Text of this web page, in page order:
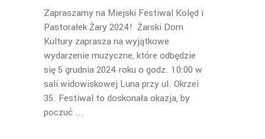
Zapraszamy na Miejski Festiwal Kolęd i
Pastorałek Żary 2024! Żarski Dom
Kultury zaprasza na wyjątkowe
wydarzenie muzyczne, które odbędzie
się 5 grudnia 2024 roku o godz. 10:00 w
sali widowiskowej Luna przy ul. Okrzei
35. Festiwal to doskonała okazja, by
poczuć